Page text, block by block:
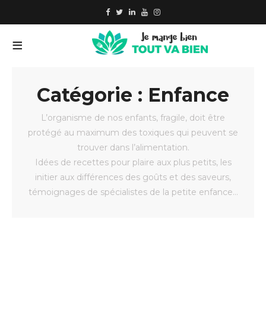
Catégorie : Enfance
L’organisme de nos enfants, fragile, doit être
protégé au maximum des toxiques qui peuvent se
trouver dans l’alimentation.
Idées de recettes pour plaire aux plus petits, les
initier aux différences des goûts et des saveurs,
témoignages de spécialistes de la petite enfance…